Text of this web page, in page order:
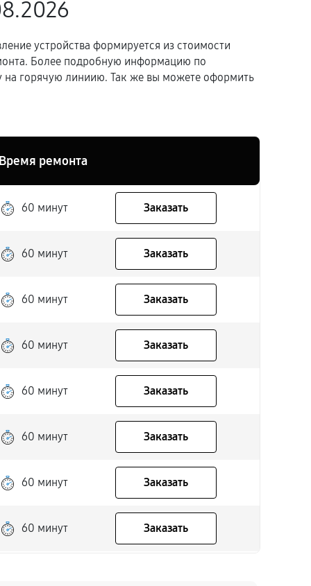
устройства формируется из стоимости
Более подробную информацию по
на горячую линиию. Так же вы можете оформить
ремонта
60 минут Заказать
60 минут Заказать
60 минут Заказать
60 минут Заказать
60 минут Заказать
60 минут Заказать
60 минут Заказать
60 минут Заказать